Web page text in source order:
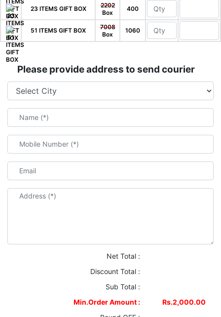
23 ITEMS GIFT BOX
2202
Box
400
51 ITEMS GIFT BOX
7008
Box
1060
Please provide address to send courier
Name (*)
Mobile Number (*)
Email
Address (*)
Net Total :
Discount Total :
Sub Total :
Min.Order Amount :
Rs.2,000.00